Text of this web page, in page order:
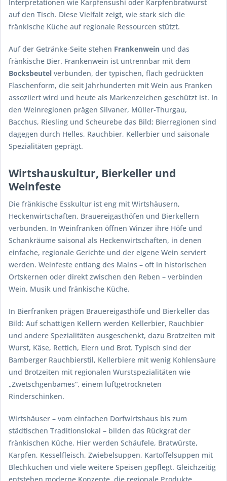
Interpretationen wie Karpfensushi oder Karpfenbratwurst
auf den Tisch. Diese Vielfalt zeigt, wie stark sich die
fränkische Küche auf regionale Ressourcen stützt.
Auf der Getränke‑Seite stehen Frankenwein und das
fränkische Bier. Frankenwein ist untrennbar mit dem
Bocksbeutel verbunden, der typischen, flach gedrückten
Flaschenform, die seit Jahrhunderten mit Wein aus Franken
assoziiert wird und heute als Markenzeichen geschützt ist. In
den Weinregionen prägen Silvaner, Müller‑Thurgau,
Bacchus, Riesling und Scheurebe das Bild; Bierregionen sind
dagegen durch Helles, Rauchbier, Kellerbier und saisonale
Spezialitäten geprägt.
Wirtshauskultur, Bierkeller und
Weinfeste
Die fränkische Esskultur ist eng mit Wirtshäusern,
Heckenwirtschaften, Brauereigasthöfen und Bierkellern
verbunden. In Weinfranken öffnen Winzer ihre Höfe und
Schankräume saisonal als Heckenwirtschaften, in denen
einfache, regionale Gerichte und der eigene Wein serviert
werden. Weinfeste entlang des Mains – oft in historischen
Ortskernen oder direkt zwischen den Reben – verbinden
Wein, Musik und fränkische Küche.
In Bierfranken prägen Brauereigasthöfe und Bierkeller das
Bild: Auf schattigen Kellern werden Kellerbier, Rauchbier
und andere Spezialitäten ausgeschenkt, dazu Brotzeiten mit
Wurst, Käse, Rettich, Eiern und Brot. Typisch sind der
Bamberger Rauchbierstil, Kellerbiere mit wenig Kohlensäure
und Brotzeiten mit regionalen Wurstspezialitäten wie
„Zwetschgenbames“, einem luftgetrockneten
Rinderschinken.
Wirtshäuser – vom einfachen Dorfwirtshaus bis zum
städtischen Traditionslokal – bilden das Rückgrat der
fränkischen Küche. Hier werden Schäufele, Bratwürste,
Karpfen, Kesselfleisch, Zwiebelsuppen, Kartoffelsuppen mit
Blechkuchen und viele weitere Speisen gepflegt. Gleichzeitig